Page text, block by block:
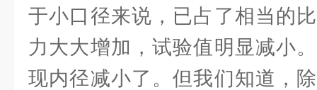
于小口径来说，已占了相当的
力大大增加，试验值明显减小
现内径减小了。但我们知道，